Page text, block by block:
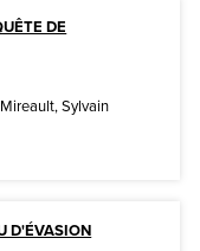
DE
Sylvain
D'ÉVASION